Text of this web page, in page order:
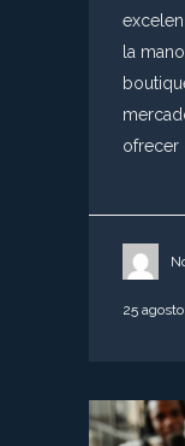
la
ofrecer
25